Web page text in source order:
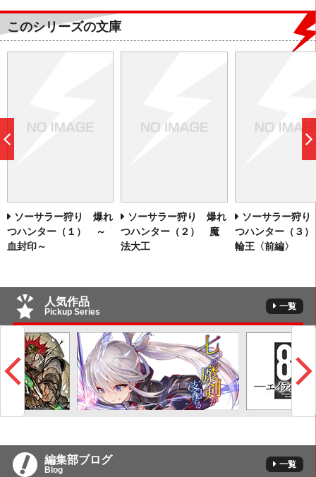
このシリーズの文庫
ソーサラー狩り 爆れ
つハンター（１） ～
血封印～
ソーサラー狩り 爆れ
つハンター（２） 魔
法大工
ソーサラー狩
つハンター（３
輪王〈前編〉
人気作品
Pickup Series
一覧
編集部ブログ
Blog
一覧